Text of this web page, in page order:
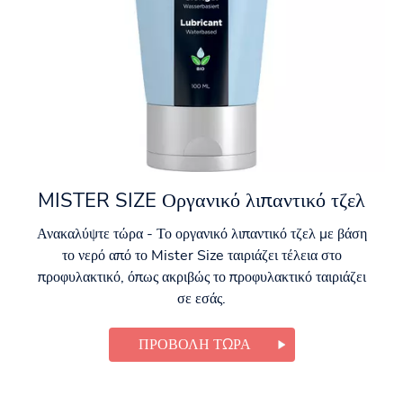
MISTER SIZE Οργανικό λιπαντικό τζελ
Ανακαλύψτε τώρα - Το οργανικό λιπαντικό τζελ με βάση
το νερό από το Mister Size ταιριάζει τέλεια στο
προφυλακτικό, όπως ακριβώς το προφυλακτικό ταιριάζει
σε εσάς.
ΠΡΟΒΟΛΉ ΤΏΡΑ